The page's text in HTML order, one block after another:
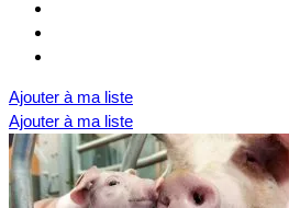
Ajouter à ma liste
Ajouter à ma liste